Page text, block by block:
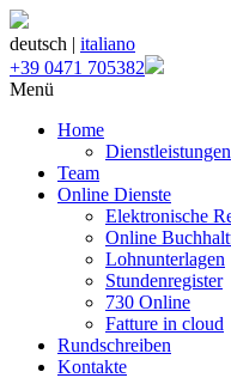
deutsch | italiano
+39 0471 705382
Menü
Home
Dienstleistungen
Team
Online Dienste
Elektronische
Online
Lohnunterlagen
Stundenregister
730 Online
Fatture in cloud
Rundschreiben
Kontakte